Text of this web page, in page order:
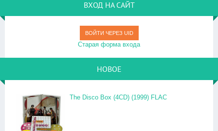
ВХОД НА САЙТ
ВОЙТИ ЧЕРЕЗ UID
Старая форма входа
НОВОЕ
The Disco Box (4CD) (1999) FLAC